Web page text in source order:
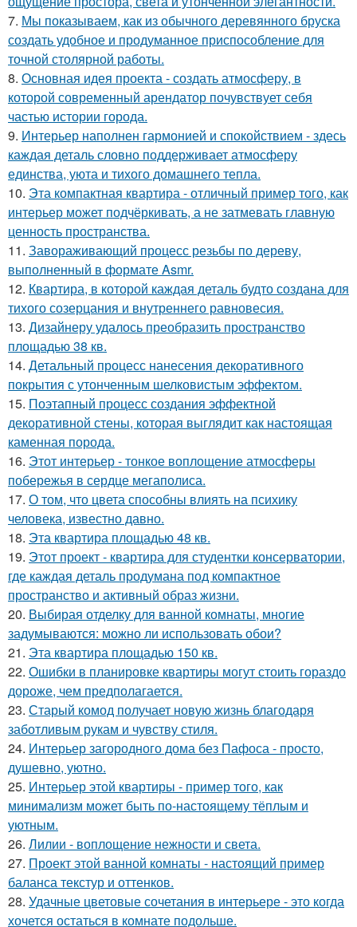
7. Мы показываем, как из обычного деревянного бруска
создать удобное и продуманное приспособление для
точной столярной работы.
8. Основная идея проекта - создать атмосферу, в
которой современный арендатор почувствует себя
частью истории города.
9. Интерьер наполнен гармонией и спокойствием - здесь
каждая деталь словно поддерживает атмосферу
единства, уюта и тихого домашнего тепла.
10. Эта компактная квартира - отличный пример того, как
интерьер может подчёркивать, а не затмевать главную
ценность пространства.
11. Завораживающий процесс резьбы по дереву,
выполненный в формате Asmr.
12. Квартира, в которой каждая деталь будто создана для
тихого созерцания и внутреннего равновесия.
13. Дизайнеру удалось преобразить пространство
площадью 38 кв.
14. Детальный процесс нанесения декоративного
покрытия с утонченным шелковистым эффектом.
15. Поэтапный процесс создания эффектной
декоративной стены, которая выглядит как настоящая
каменная порода.
16. Этот интерьер - тонкое воплощение атмосферы
побережья в сердце мегаполиса.
17. О том, что цвета способны влиять на психику
человека, известно давно.
18. Эта квартира площадью 48 кв.
19. Этот проект - квартира для студентки консерватории,
где каждая деталь продумана под компактное
пространство и активный образ жизни.
20. Выбирая отделку для ванной комнаты, многие
задумываются: можно ли использовать обои?
21. Эта квартира площадью 150 кв.
22. Ошибки в планировке квартиры могут стоить гораздо
дороже, чем предполагается.
23. Старый комод получает новую жизнь благодаря
заботливым рукам и чувству стиля.
24. Интерьер загородного дома без Пафоса - просто,
душевно, уютно.
25. Интерьер этой квартиры - пример того, как
минимализм может быть по-настоящему тёплым и
уютным.
26. Лилии - воплощение нежности и света.
27. Проект этой ванной комнаты - настоящий пример
баланса текстур и оттенков.
28. Удачные цветовые сочетания в интерьере - это когда
хочется остаться в комнате подольше.